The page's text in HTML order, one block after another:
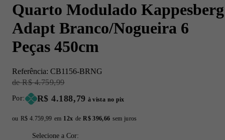
Quarto Modulado Kappesberg
Adapt Branco/Nogueira 6
Peças 450cm
Referência: CB1156-BRNG
Original Price:
R$ 4.759,99
Por: Price:
R$ 4.188,79 à vista no pix
ou Original price:
R$ 4.759,99 em 12x de Installment price:
R$ 396,66 sem juros
Selecione a Cor: